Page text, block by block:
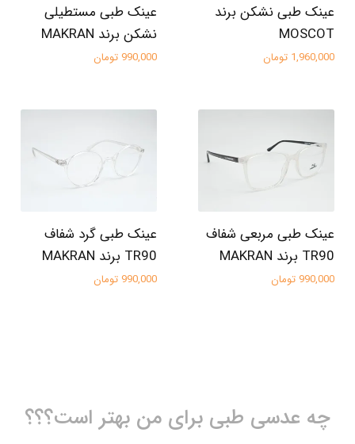
عینک طبی نشکن برند
MOSCOT
1,960,000 تومان
عینک طبی مستطیلی
نشکن برند MAKRAN
990,000 تومان
عینک طبی مربعی شفاف
TR90 برند MAKRAN
990,000 تومان
عینک طبی گرد شفاف
TR90 برند MAKRAN
990,000 تومان
چه عدسی طبی برای من بهتر است؟؟؟